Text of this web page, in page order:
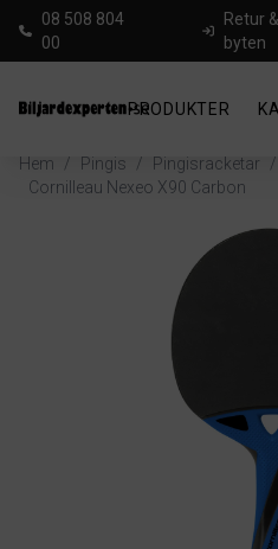
08 508 804
00
Retur &
byten
PRODUKTER
Hem / Pingis / Pingisracketar /
Cornilleau Nexeo X90 Carbon